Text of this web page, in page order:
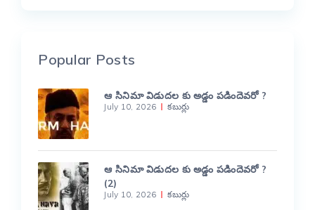
Popular Posts
ఆ సినిమా విడుదల కు అడ్డం పడిందెవరో ?
July 10, 2026 కబుర్లు
ఆ సినిమా విడుదల కు అడ్డం పడిందెవరో ?
(2)
July 10, 2026 కబుర్లు